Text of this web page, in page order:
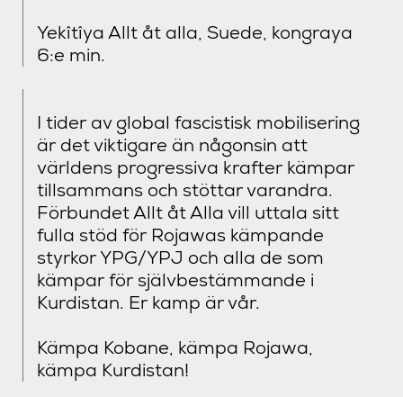
Yekîtîya Allt åt alla, Suede, kongraya
6:e min.
I tider av global fascistisk mobilisering
är det viktigare än någonsin att
världens progressiva krafter kämpar
tillsammans och stöttar varandra.
Förbundet Allt åt Alla vill uttala sitt
fulla stöd för Rojawas kämpande
styrkor YPG/YPJ och alla de som
kämpar för självbestämmande i
Kurdistan. Er kamp är vår.
Kämpa Kobane, kämpa Rojawa,
kämpa Kurdistan!